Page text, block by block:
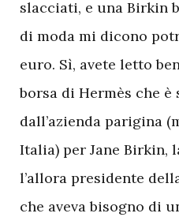
slacciati, e una Birkin
di moda mi dicono
euro. Sì, avete letto
borsa di Hermès che è
dall’azienda parigina
Italia) per Jane Birkin,
l’allora presidente
che aveva bisogno di